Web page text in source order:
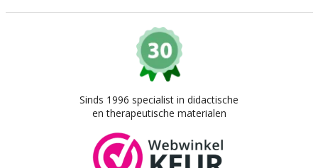
Sinds 1996 specialist in didactische
en therapeutische materialen